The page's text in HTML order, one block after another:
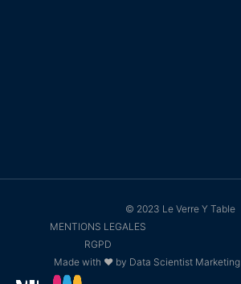
© 2023 Le Verre Y Table
MENTIONS LEGALES
RGPD
Made with ❤ by Data Scientist Marketing